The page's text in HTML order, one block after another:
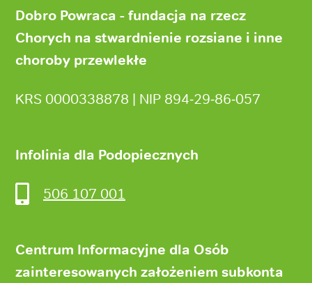
stronyDobro Powraca - fundacja na rzecz
Chorych na stwardnienie rozsiane i inne
choroby przewlekłe
KRS 0000338878 | NIP 894‑29‑86‑057
Infolinia dla Podopiecznych
506 107 001
Centrum Informacyjne dla Osób
zainteresowanych założeniem subkonta